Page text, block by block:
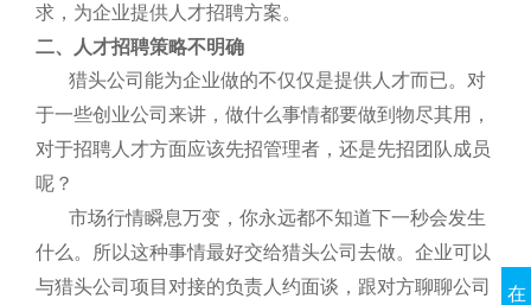
求，为企业提供人才招聘方案。
二、人才招聘策略不明确
猎头公司能为企业做的不仅仅是提供人才而已。对
于一些创业公司来讲，做什么事情都要做到物尽其用，
对于招聘人才方面应该先招管理者，还是先招团队成员
呢？
市场行情瞬息万变，你永远都不知道下一秒会发生
什么。所以这种事情最好交给猎头公司去做。企业可以
与猎头公司项目对接的负责人约面谈，跟对方聊聊公司
在